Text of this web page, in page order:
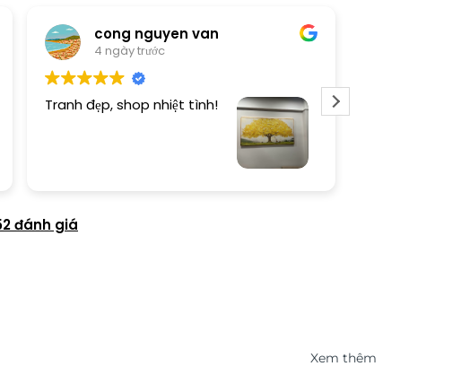
cong nguyen van
4 ngày trước
Tranh đẹp, shop nhiệt tình!
đánh giá
Xem thêm